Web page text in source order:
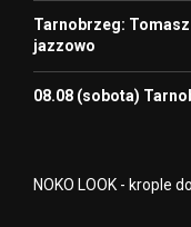
Tarnobrzeg:
jazzowo
08.08 (sobota)
NOKO LOOK - krople